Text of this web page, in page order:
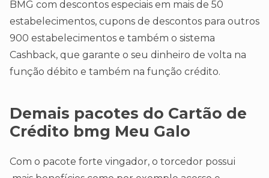
BMG com descontos especiais em mais de 50
estabelecimentos, cupons de descontos para outros
900 estabelecimentos e também o sistema
Cashback, que garante o seu dinheiro de volta na
função débito e também na função crédito.
Demais pacotes do Cartão de
Crédito bmg Meu Galo
Com o pacote forte vingador, o torcedor possui